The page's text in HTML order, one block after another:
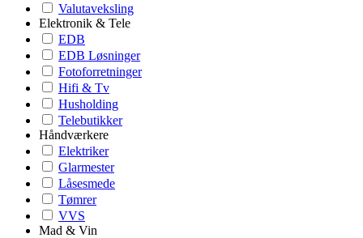
Valutaveksling
Elektronik & Tele
EDB
EDB Løsninger
Fotoforretninger
Hifi & Tv
Husholding
Telebutikker
Håndværkere
Elektriker
Glarmester
Låsesmede
Tømrer
VVS
Mad & Vin